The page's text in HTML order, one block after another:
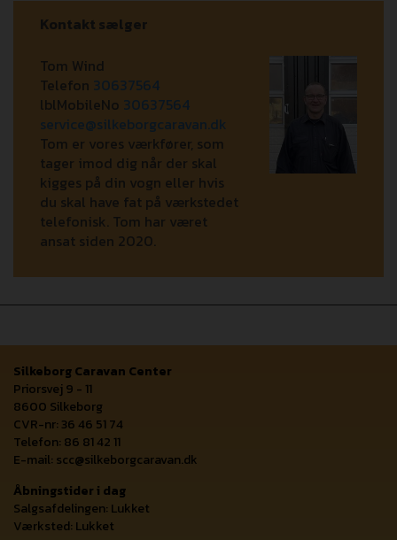
Kontakt sælger
Tom Wind
Telefon 30637564
lblMobileNo 30637564
service@silkeborgcaravan.dk
Tom er vores værkfører, som
tager imod dig når der skal
kigges på din vogn eller hvis
du skal have fat på værkstedet
telefonisk. Tom har været
ansat siden 2020.
Silkeborg Caravan Center
Priorsvej 9 - 11
8600 Silkeborg
CVR-nr: 36 46 51 74
Telefon: 86 81 42 11
E-mail: scc@silkeborgcaravan.dk
Åbningstider i dag
Salgsafdelingen: Lukket
Værksted: Lukket